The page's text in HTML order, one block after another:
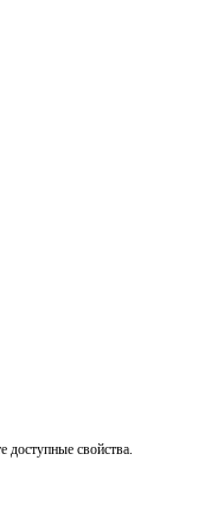
доступные свойства.